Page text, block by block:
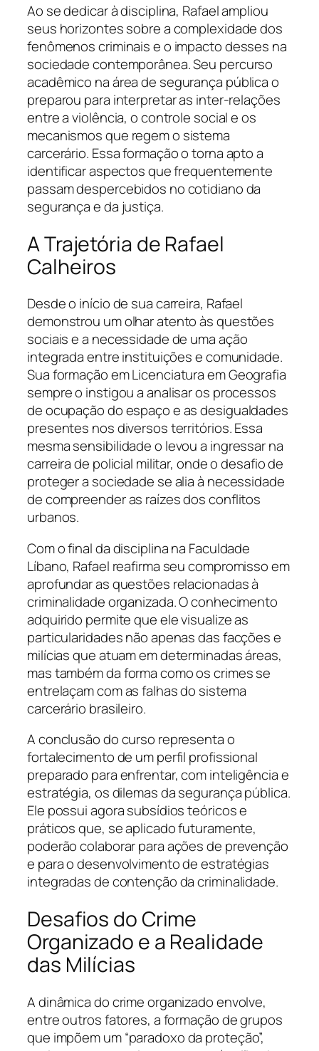
Ao se dedicar à disciplina, Rafael ampliou
seus horizontes sobre a complexidade dos
fenômenos criminais e o impacto desses na
sociedade contemporânea. Seu percurso
acadêmico na área de segurança pública o
preparou para interpretar as inter-relações
entre a violência, o controle social e os
mecanismos que regem o sistema
carcerário. Essa formação o torna apto a
identificar aspectos que frequentemente
passam despercebidos no cotidiano da
segurança e da justiça.
A Trajetória de Rafael
Calheiros
Desde o início de sua carreira, Rafael
demonstrou um olhar atento às questões
sociais e a necessidade de uma ação
integrada entre instituições e comunidade.
Sua formação em Licenciatura em Geografia
sempre o instigou a analisar os processos
de ocupação do espaço e as desigualdades
presentes nos diversos territórios. Essa
mesma sensibilidade o levou a ingressar na
carreira de policial militar, onde o desafio de
proteger a sociedade se alia à necessidade
de compreender as raízes dos conflitos
urbanos.
Com o final da disciplina na Faculdade
Líbano, Rafael reafirma seu compromisso em
aprofundar as questões relacionadas à
criminalidade organizada. O conhecimento
adquirido permite que ele visualize as
particularidades não apenas das facções e
milícias que atuam em determinadas áreas,
mas também da forma como os crimes se
entrelaçam com as falhas do sistema
carcerário brasileiro.
A conclusão do curso representa o
fortalecimento de um perfil profissional
preparado para enfrentar, com inteligência e
estratégia, os dilemas da segurança pública.
Ele possui agora subsídios teóricos e
práticos que, se aplicado futuramente,
poderão colaborar para ações de prevenção
e para o desenvolvimento de estratégias
integradas de contenção da criminalidade.
Desafios do Crime
Organizado e a Realidade
das Milícias
A dinâmica do crime organizado envolve,
entre outros fatores, a formação de grupos
que impõem um “paradoxo da proteção”,